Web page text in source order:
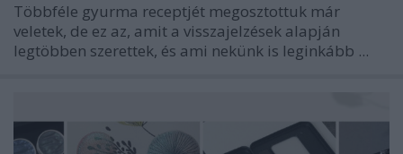
Többféle gyurma receptjét megosztottuk már
veletek, de ez az, amit a visszajelzések alapján
legtöbben szerettek, és ami nekünk is leginkább ...